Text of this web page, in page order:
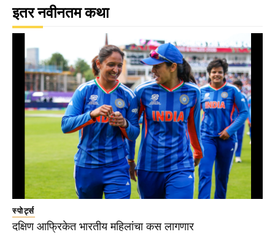
इतर नवीनतम कथा
स्पोर्ट्स
दक्षिण आफ्रिकेत भारतीय महिलांचा कस लागणार